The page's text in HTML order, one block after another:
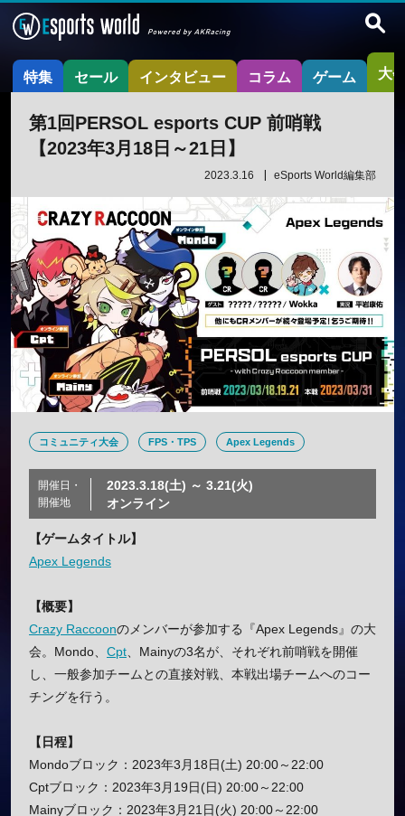
特集 セール インタビュー コラム ゲーム 大
第1回PERSOL esports CUP 前哨戦
【2023年3月18日～21日】
2023.3.16 eSports World編集部
コミュニティ大会 FPS・TPS Apex Legends
開催日・
開催地
2023.3.18(土) ～ 3.21(火)
オンライン
【ゲームタイトル】
Apex Legends
【概要】
Crazy Raccoonのメンバーが参加する『Apex Legends』の大
会。Mondo、 Cpt、Mainyの3名が、それぞれ前哨戦を開催
し、一般参加チームとの直接対戦、本戦出場チームへのコー
チングを行う。
【日程】
Mondoブロック：2023年3月18日(土) 20:00～22:00
Cptブロック：2023年3月19日(日) 20:00～22:00
Mainyブロック：2023年3月21日(火) 20:00～22:00